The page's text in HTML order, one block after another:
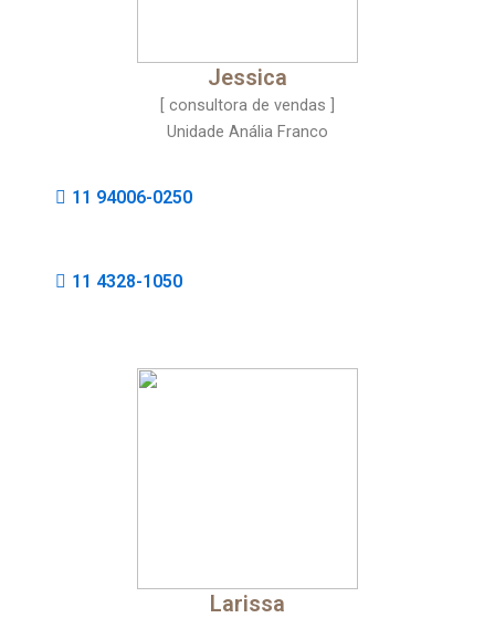
Jessica
[ consultora de vendas ]
Unidade Anália Franco
11 94006-0250
11 4328-1050
Larissa